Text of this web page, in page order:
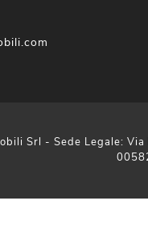
Srl - Sede Legale: